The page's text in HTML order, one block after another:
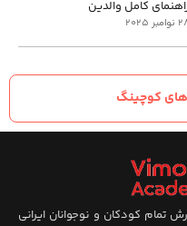
کامل والدین
2025
کوچینگ
1400 با هدف پرورش تمام کودکان و نوجوانان ایرانی